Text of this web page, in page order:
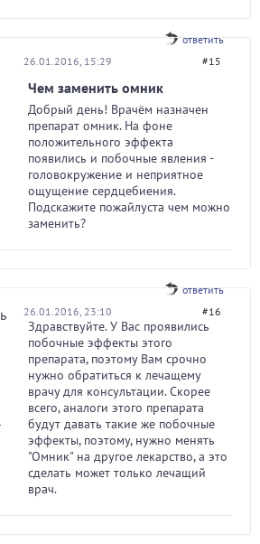
ответить
26.01.2016, 15:29 #15
Чем заменить омник
Добрый день! Врачём назначен
препарат омник. На фоне
положительного эффекта
появились и побочные явления -
головокружение и неприятное
ощущение сердцебиения.
Подскажите пожайлуста чем можно
заменить?
ответить
26.01.2016, 23:10 #16
Здравствуйте. У Вас проявились
побочные эффекты этого
препарата, поэтому Вам срочно
нужно обратиться к лечащему
врачу для консультации. Скорее
всего, аналоги этого препарата
будут давать такие же побочные
эффекты, поэтому, нужно менять
"Омник" на другое лекарство, а это
сделать может только лечащий
врач.